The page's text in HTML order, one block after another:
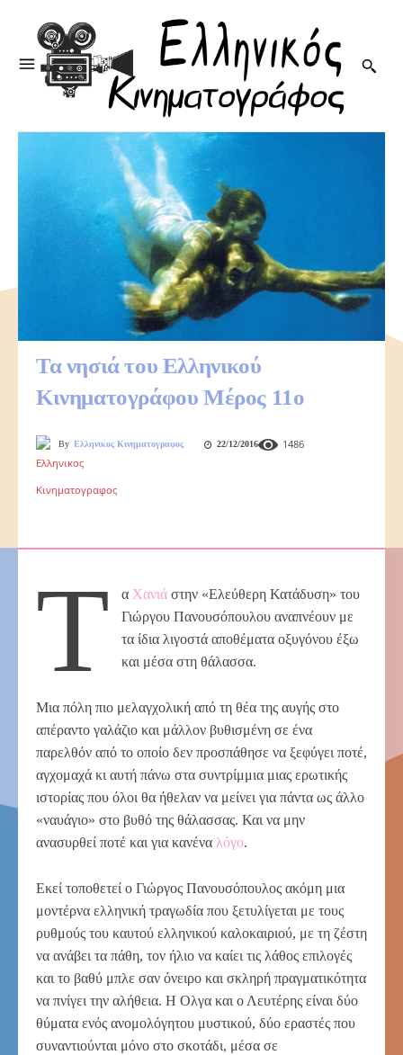
Τα νησιά του Ελληνικού
Κινηματογράφου Μέρος 11ο
By Ελληνικος Κινηματογραφος 22/12/2016 1486
Τ α Χανιά στην «Ελεύθερη Κατάδυση» του
Γιώργου Πανουσόπουλου αναπνέουν με
τα ίδια λιγοστά αποθέματα οξυγόνου έξω
και μέσα στη θάλασσα.
Μια πόλη πιο μελαγχολική από τη θέα της αυγής στο
απέραντο γαλάζιο και μάλλον βυθισμένη σε ένα
παρελθόν από το οποίο δεν προσπάθησε να ξεφύγει ποτέ,
αγχομαχά κι αυτή πάνω στα συντρίμμια μιας ερωτικής
ιστορίας που όλοι θα ήθελαν να μείνει για πάντα ως άλλο
«ναυάγιο» στο βυθό της θάλασσας. Και να μην
ανασυρθεί ποτέ και για κανένα λόγο.
Εκεί τοποθετεί ο Γιώργος Πανουσόπουλος ακόμη μια
μοντέρνα ελληνική τραγωδία που ξετυλίγεται με τους
ρυθμούς του καυτού ελληνικού καλοκαιριού, με τη ζέστη
να ανάβει τα πάθη, τον ήλιο να καίει τις λάθος επιλογές
και το βαθύ μπλε σαν όνειρο και σκληρή πραγματικότητα
να πνίγει την αλήθεια. Η Ολγα και ο Λευτέρης είναι δύο
θύματα ενός ανομολόγητου μυστικού, δύο εραστές που
συναντιούνται μόνο στο σκοτάδι, μέσα σε